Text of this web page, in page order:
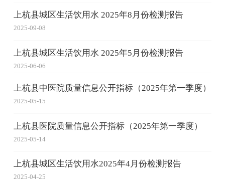
上杭县城区生活饮用水 2025年8月份检测报告
2025-09-08
上杭县城区生活饮用水 2025年5月份检测报告
2025-06-06
上杭县中医院质量信息公开指标（2025年第一季度）
2025-05-15
上杭县医院质量信息公开指标（2025年第一季度）
2025-05-14
上杭县城区生活饮用水2025年4月份检测报告
2025-04-25